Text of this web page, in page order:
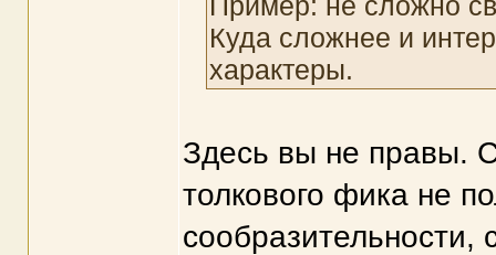
Куда сложнее и
характеры.
Здесь вы не правы.
толкового фика не
сообразительности,